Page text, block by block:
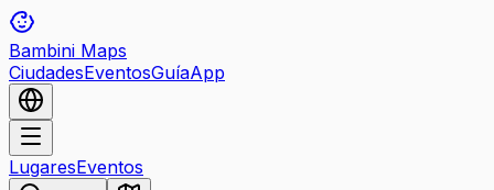
Bambini Maps
CiudadesEventosGuíaApp
LugaresEventos